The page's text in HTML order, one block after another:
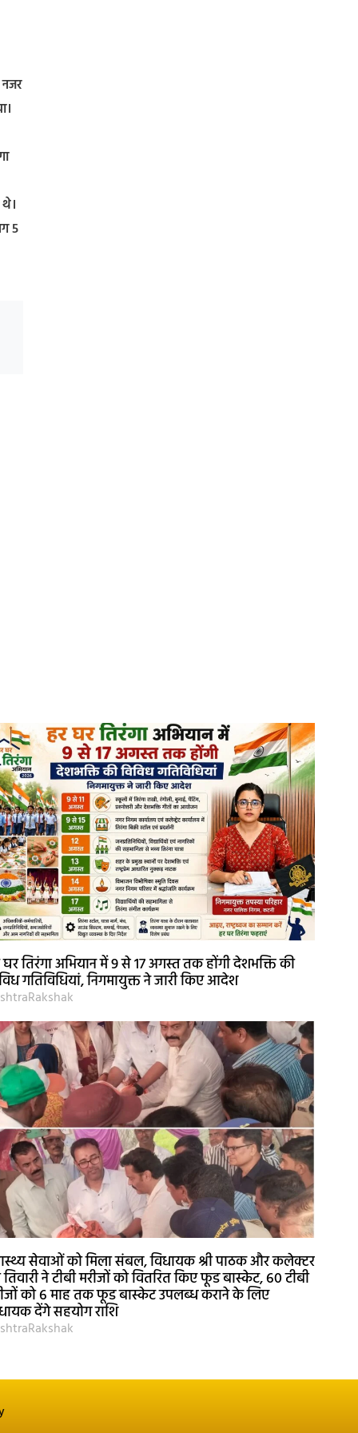
5
तिरंगा अभियान में 9 से 17 अगस्त तक होंगी देशभक्ति की
गतिविधियां, निगमायुक्त ने जारी किए आदेश
सेवाओं को मिला संबल, विधायक श्री पाठक और कलेक्टर
तिवारी ने टीबी मरीजों को वितरित किए फूड बास्केट, 60 टीबी
को 6 माह तक फूड बास्केट उपलब्ध कराने के लिए
देंगे सहयोग राशि